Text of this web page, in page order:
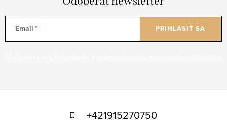
Email PRIHLÁSIŤ SA
+421915270750